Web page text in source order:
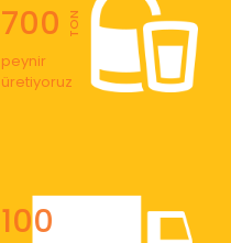
700 TON
peynir
üretiyoruz
100